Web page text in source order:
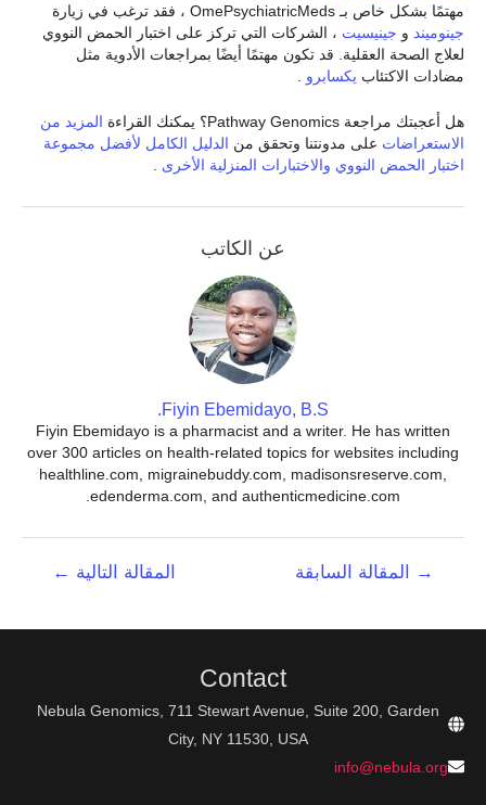
مهتمًا بشكل خاص بـ OmePsychiatricMeds ، فقد ترغب في زيارة
جينوميند و جينيسيت ، الشركات التي تركز على اختبار الحمض النووي
لعلاج الصحة العقلية. قد تكون مهتمًا أيضًا بمراجعات الأدوية مثل
مضادات الاكتئاب يكسابرو
هل أعجبتك مراجعة Pathway Genomics؟ يمكنك القراءة
المزيد من
الاستعراضات على مدونتنا وتحقق من الدليل الكامل لأفضل مجموعة
اختبار الحمض النووي والاختبارات المنزلية الأخرى
عن الكاتب
Fiyin Ebemidayo, B.S.
Fiyin Ebemidayo is a pharmacist and a writer. He has written
over 300 articles on health-related topics for websites including
healthline.com, migrainebuddy.com, madisonsreserve.com,
edenderma.com, and authenticmedicine.com.
→ المقالة السابقة المقالة التالية ←
Contact
Nebula Genomics, 711 Stewart Avenue, Suite 200, Garden
City, NY 11530, USA
info@nebula.org